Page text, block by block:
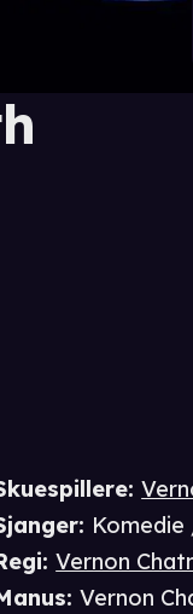
:
: Komedie
:Vernon
:Vernon